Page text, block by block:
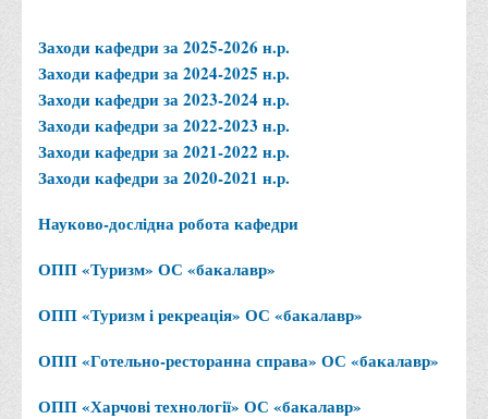
Заходи кафедри за 2025-2026 н.р.
Заходи кафедри за 2024-2025 н.р.
Заходи кафедри за 2023-2024 н.р.
Заходи кафедри за 2022-2023 н.р.
Заходи кафедри за 2021-2022 н.р.
Заходи кафедри за 2020-2021 н.р.
Науково-дослідна робота кафедри
ОПП «Туризм» ОС «бакалавр»
ОПП «Туризм і рекреація» ОС «бакалавр»
ОПП «Готельно-ресторанна справа» ОС «бакалавр»
ОПП «Харчові технології» ОС «бакалавр»